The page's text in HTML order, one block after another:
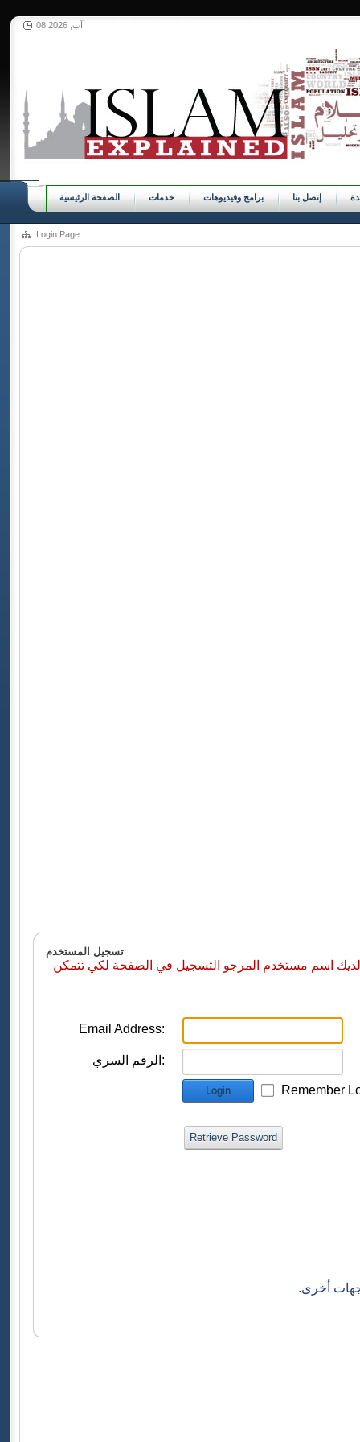
08 آب, 2026
الصفحة الرئيسية خدمات برامج وفيديوهات إتصل بنا
Login Page
تسجيل المستخدم
اسم مستخدم المرجو التسجيل في الصفحة لكي تتمكن
Email Address:
الرقم السري:
Login Remember
Retrieve Password
أخرى.